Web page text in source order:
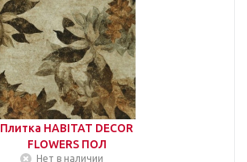
Плитка HABITAT DECOR
FLOWERS ПОЛ
Нет в наличии